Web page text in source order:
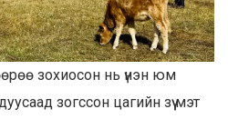
зохиосон нь үнэн юм
зогссон цагийн зүү мэт